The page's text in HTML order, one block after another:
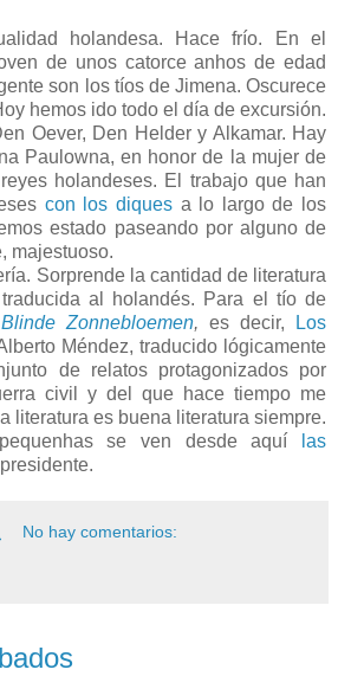
holandesa. Hace frío. En el
de unos catorce anhos de edad
son los tíos de Jimena. Oscurece
hemos ido todo el día de excursión.
Oever, Den Helder y Alkamar. Hay
Paulowna, en honor de la mujer de
holandeses. El trabajo que han
con los diques a lo largo de los
estado paseando por alguno de
majestuoso.
Sorprende la cantidad de literatura
al holandés. Para el tío de
Blinde Zonnebloemen, es decir,
Los
Méndez, traducido lógicamente
de relatos protagonizados por
civil y del que hace tiempo me
literatura es buena literatura siempre.
se ven desde aquí
las
No hay comentarios: